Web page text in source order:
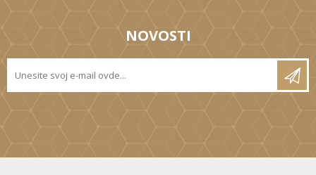
NOVOSTI